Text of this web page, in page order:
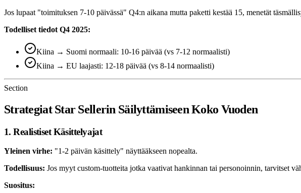
Jos lupaat "toimituksen 7-10 päivässä" Q4:n aikana mutta paketti kestää 15, menetät
Todelliset tiedot Q4 2025:
Kiina → Suomi normaali: 10-16 päivää (vs 7-12 normaalisti)
Kiina → EU laajasti: 12-18 päivää (vs 8-14 normaalisti)
Section
Strategiat Star Sellerin Säilyttämiseen Koko Vuoden
1. Realistiset Käsittelyajat
Yleinen virhe: "1-2 päivän käsittely" näyttääkseen nopealta.
Todellisuus: Jos myyt custom-tuotteita jotka vaativat hankinnan tai personoinnin, tarvitset
Suositus: